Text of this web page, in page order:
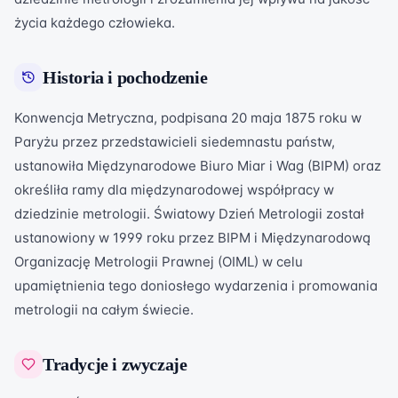
życia każdego człowieka.
Historia i pochodzenie
Konwencja Metryczna, podpisana 20 maja 1875 roku w
Paryżu przez przedstawicieli siedemnastu państw,
ustanowiła Międzynarodowe Biuro Miar i Wag (BIPM) oraz
określiła ramy dla międzynarodowej współpracy w
dziedzinie metrologii. Światowy Dzień Metrologii został
ustanowiony w 1999 roku przez BIPM i Międzynarodową
Organizację Metrologii Prawnej (OIML) w celu
upamiętnienia tego doniosłego wydarzenia i promowania
metrologii na całym świecie.
Tradycje i zwyczaje